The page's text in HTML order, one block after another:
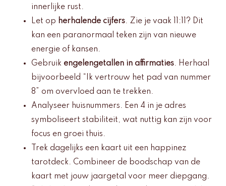
innerlijke rust.
Let op herhalende cijfers. Zie je vaak 11:11? Dit
kan een paranormaal teken zijn van nieuwe
energie of kansen.
Gebruik engelengetallen in affirmaties. Herhaal
bijvoorbeeld “Ik vertrouw het pad van nummer
8” om overvloed aan te trekken.
Analyseer huisnummers. Een 4 in je adres
symboliseert stabiliteit, wat nuttig kan zijn voor
focus en groei thuis.
Trek dagelijks een kaart uit een happinez
tarotdeck. Combineer de boodschap van de
kaart met jouw jaargetal voor meer diepgang.